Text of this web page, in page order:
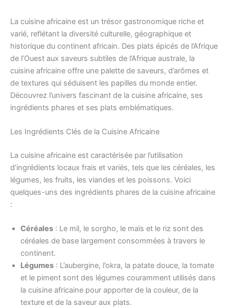
La cuisine africaine est un trésor gastronomique riche et
varié, reflétant la diversité culturelle, géographique et
historique du continent africain. Des plats épicés de l’Afrique
de l’Ouest aux saveurs subtiles de l’Afrique australe, la
cuisine africaine offre une palette de saveurs, d’arômes et
de textures qui séduisent les papilles du monde entier.
Découvrez l’univers fascinant de la cuisine africaine, ses
ingrédients phares et ses plats emblématiques.
Les Ingrédients Clés de la Cuisine Africaine
La cuisine africaine est caractérisée par l’utilisation
d’ingrédients locaux frais et variés, tels que les céréales, les
légumes, les fruits, les viandes et les poissons. Voici
quelques-uns des ingrédients phares de la cuisine africaine
:
Céréales : Le mil, le sorgho, le maïs et le riz sont des
céréales de base largement consommées à travers le
continent.
Légumes : L’aubergine, l’okra, la patate douce, la tomate
et le piment sont des légumes couramment utilisés dans
la cuisine africaine pour apporter de la couleur, de la
texture et de la saveur aux plats.